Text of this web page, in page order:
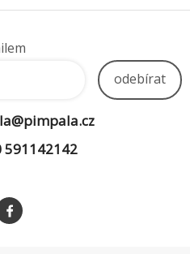
odebírat
591142142